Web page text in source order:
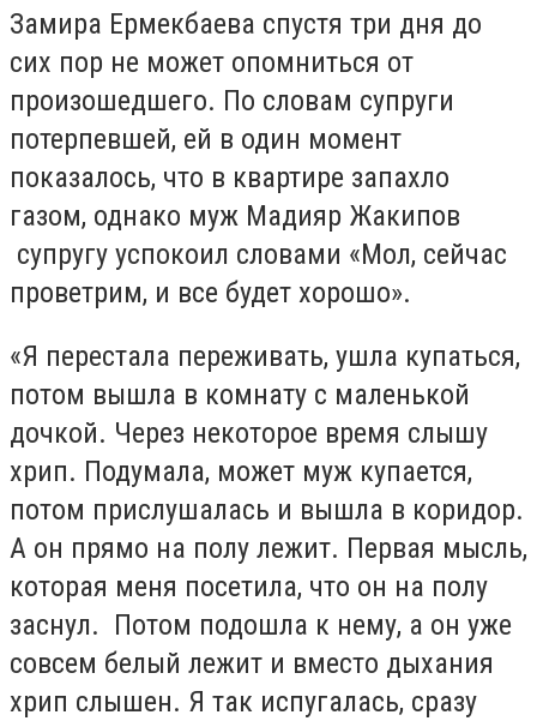
Замира Ермекбаева спустя три дня до
сих пор не может опомниться от
произошедшего. По словам супруги
потерпевшей, ей в один момент
показалось, что в квартире запахло
газом, однако муж Мадияр Жакипов
супругу успокоил словами «Мол, сейчас
проветрим, и все будет хорошо».
«Я перестала переживать, ушла купаться,
потом вышла в комнату с маленькой
дочкой. Через некоторое время слышу
хрип. Подумала, может муж купается,
потом прислушалась и вышла в коридор.
А он прямо на полу лежит. Первая мысль,
которая меня посетила, что он на полу
заснул. Потом подошла к нему, а он уже
совсем белый лежит и вместо дыхания
хрип слышен. Я так испугалась, сразу